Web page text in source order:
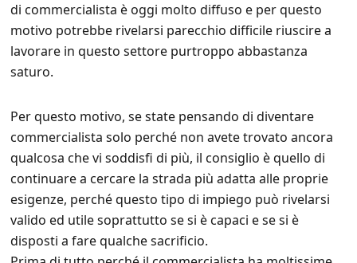
di commercialista è oggi molto diffuso e per questo
motivo potrebbe rivelarsi parecchio difficile riuscire a
lavorare in questo settore purtroppo abbastanza
saturo.
Per questo motivo, se state pensando di diventare
commercialista solo perché non avete trovato ancora
qualcosa che vi soddisfi di più, il consiglio è quello di
continuare a cercare la strada più adatta alle proprie
esigenze, perché questo tipo di impiego può rivelarsi
valido ed utile soprattutto se si è capaci e se si è
disposti a fare qualche sacrificio.